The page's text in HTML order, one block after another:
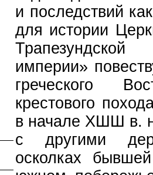
и последствий
для истории
Трапезундской
империи»
греческого
крестового
в начале ХШШ в.
с другими
осколках